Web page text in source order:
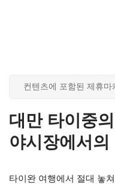
컨텐츠에 포함된 제휴
대만 타이중
야시장에서
타이완 여행에서 절대 놓